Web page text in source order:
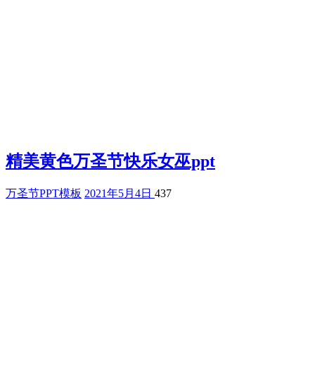
精美黄色万圣节快乐女巫ppt
万圣节PPT模板 2021年5月4日 437